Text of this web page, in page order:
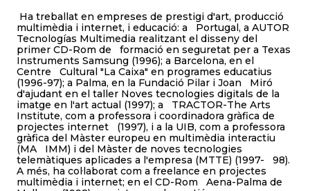
Ha treballat en empreses de prestigi d'art, producció
multimèdia i internet, i educació: a Portugal, a AUTOR
Tecnologías Multimedia realitzant el disseny del
primer CD-Rom de formació en seguretat per a Texas
Instruments Samsung (1996); a Barcelona, en el
Centre Cultural "La Caixa" en programes educatius
(1996-97); a Palma, en la Fundació Pilar i Joan Miró
d'ajudant en el taller Noves tecnologies digitals de la
imatge en l'art actual (1997); a TRACTOR-The Arts
Institute, com a professora i coordinadora gràfica de
projectes internet (1997), i a la UIB, com a professora
gràfica del Màster europeu en multimèdia interactiu
(MA IMM) i del Màster de noves tecnologies
telemàtiques aplicades a l'empresa (MTTE) (1997- 98).
A més, ha col·laborat com a freelance en projectes
multimèdia i internet; en el CD-Rom Aena-Palma de